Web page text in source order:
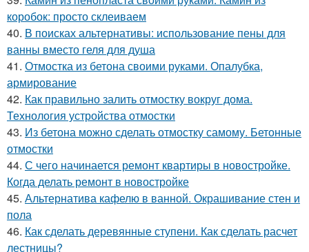
коробок: просто склеиваем
40. В поисках альтернативы: использование пены для
ванны вместо геля для душа
41. Отмостка из бетона своими руками. Опалубка,
армирование
42. Как правильно залить отмостку вокруг дома.
Технология устройства отмостки
43. Из бетона можно сделать отмостку самому. Бетонные
отмостки
44. С чего начинается ремонт квартиры в новостройке.
Когда делать ремонт в новостройке
45. Альтернатива кафелю в ванной. Окрашивание стен и
пола
46. Как сделать деревянные ступени. Как сделать расчет
лестницы?